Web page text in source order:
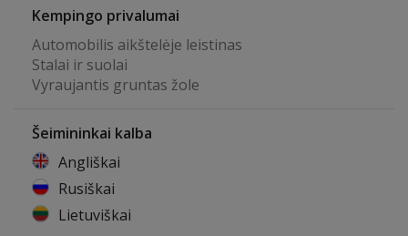
Kempingo privalumai
Automobilis aikštelėje leistinas
Stalai ir suolai
Vyraujantis gruntas žole
Šeimininkai kalba
Angliškai
Rusiškai
Lietuviškai